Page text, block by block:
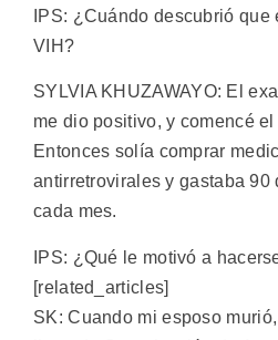
IPS: ¿Cuándo descubrió
VIH?
SYLVIA KHUZAWAYO: El
me dio positivo, y comencé
Entonces solía comprar
antirretrovirales y gastaba 90
cada mes.
IPS: ¿Qué le motivó a
[related_articles]
SK: Cuando mi esposo